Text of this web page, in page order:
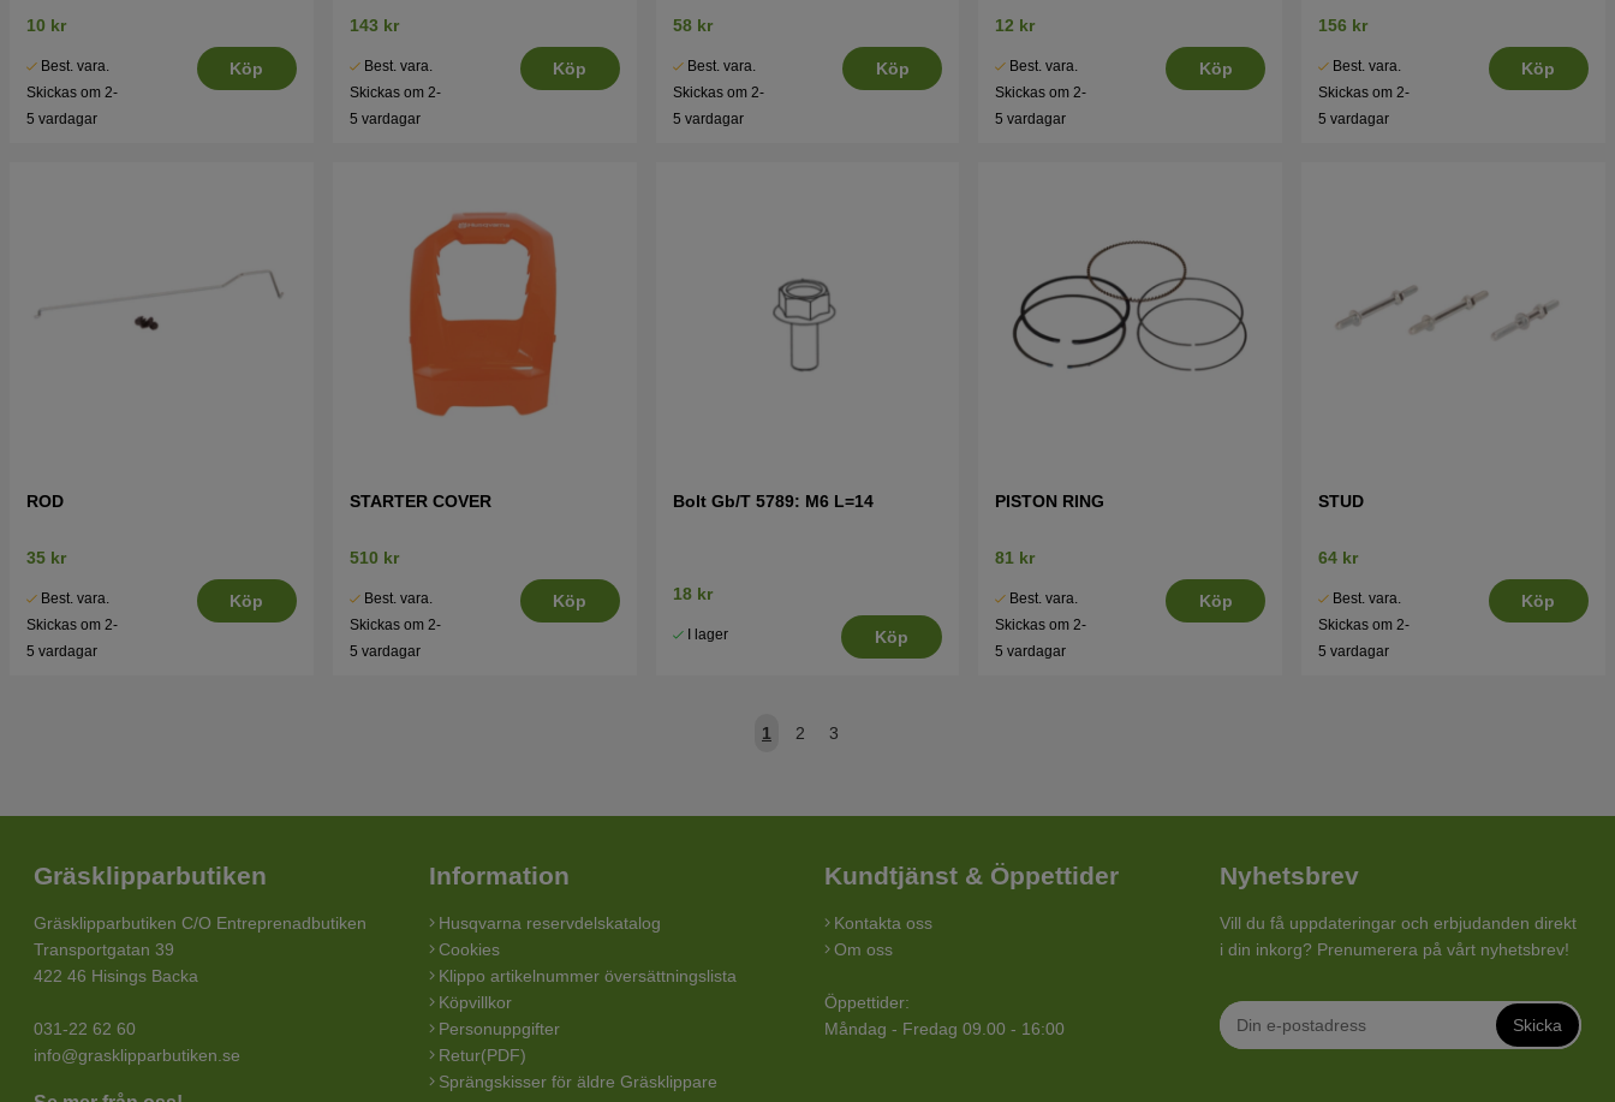
10 kr
Best. vara.
Skickas om 2-
5 vardagar
Köp
143 kr
Best. vara.
Skickas om 2-
5 vardagar
Köp
58 kr
Best. vara.
Skickas om 2-
5 vardagar
Köp
12 kr
Best. vara.
Skickas om 2-
5 vardagar
Köp
156 kr
Best. vara.
Skickas om 2-
5 vardagar
Köp
ROD
35 kr
Best. vara.
Skickas om 2-
5 vardagar
Köp
STARTER COVER
510 kr
Best. vara.
Skickas om 2-
5 vardagar
Köp
Bolt Gb/T 5789: M6 L=14
18 kr
I lager Köp
PISTON RING
81 kr
Best. vara.
Skickas om 2-
5 vardagar
Köp
STUD
64 kr
Best. vara.
Skickas om 2-
5 vardagar
Köp
1 2 3
Gräsklipparbutiken
Gräsklipparbutiken C/O Entreprenadbutiken
Transportgatan 39
422 46 Hisings Backa
031-22 62 60
info@grasklipparbutiken.se
Information
Husqvarna reservdelskatalog
Cookies
Klippo artikelnummer översättningslista
Köpvillkor
Personuppgifter
Retur(PDF)
Sprängskisser för äldre Gräsklippare
Kundtjänst & Öppettider
Kontakta oss
Om oss
Öppettider:
Måndag - Fredag 09.00 - 16:00
Nyhetsbrev
Vill du få uppdateringar och erbjudanden direkt
i din inkorg? Prenumerera på vårt nyhetsbrev!
Skicka